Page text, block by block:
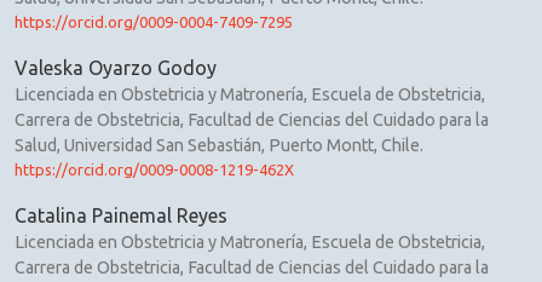
https://orcid.org/0009-0004-7409-7295
Valeska Oyarzo Godoy
Licenciada en Obstetricia y Matronería, Escuela de Obstetricia,
Carrera de Obstetricia, Facultad de Ciencias del Cuidado para la
Salud, Universidad San Sebastián, Puerto Montt, Chile.
https://orcid.org/0009-0008-1219-462X
Catalina Painemal Reyes
Licenciada en Obstetricia y Matronería, Escuela de Obstetricia,
Carrera de Obstetricia, Facultad de Ciencias del Cuidado para la